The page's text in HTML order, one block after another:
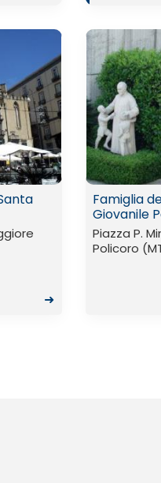
➜
Famiglia
Giovanile
Piazza P.
Policoro